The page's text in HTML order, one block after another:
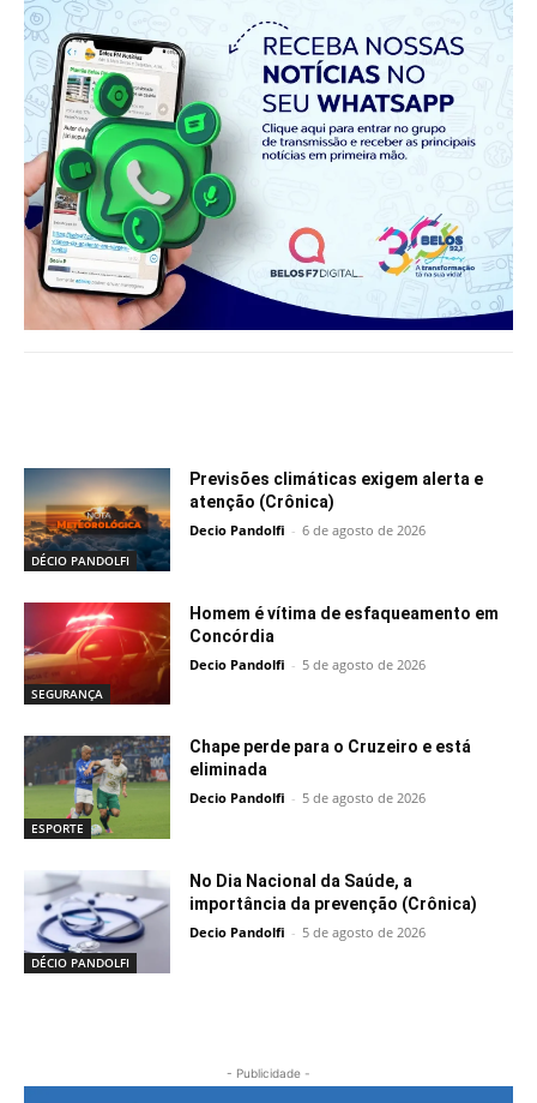
DÉCIO PANDOLFI
Previsões climáticas exigem alerta e
atenção (Crônica)
Decio Pandolfi - 6 de agosto de 2026
SEGURANÇA
Homem é vítima de esfaqueamento em
Concórdia
Decio Pandolfi - 5 de agosto de 2026
ESPORTE
Chape perde para o Cruzeiro e está
eliminada
Decio Pandolfi - 5 de agosto de 2026
DÉCIO PANDOLFI
No Dia Nacional da Saúde, a
importância da prevenção (Crônica)
Decio Pandolfi - 5 de agosto de 2026
- Publicidade -